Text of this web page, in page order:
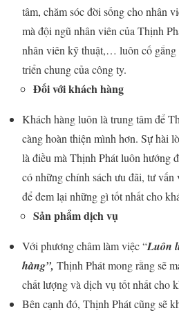
tâm, chăm sóc đời sống cho nhân
mà đội ngũ nhân viên của Thịnh
nhân viên kỹ thuật,… luôn cố gắng
triển chung của công ty.
Đối với khách hàng
Khách hàng luôn là trung tâm để
càng hoàn thiện mình hơn. Sự hài
là điều mà Thịnh Phát luôn hướng
có những chính sách ưu đãi, tư vấn
để đem lại những gì tốt nhất cho
Sản phẩm dịch vụ
Với phương châm làm việc “Luôn
hàng”, Thịnh Phát mong rằng sẽ
chất lượng và dịch vụ tốt nhất cho
Bên cạnh đó, Thịnh Phát cũng sẽ